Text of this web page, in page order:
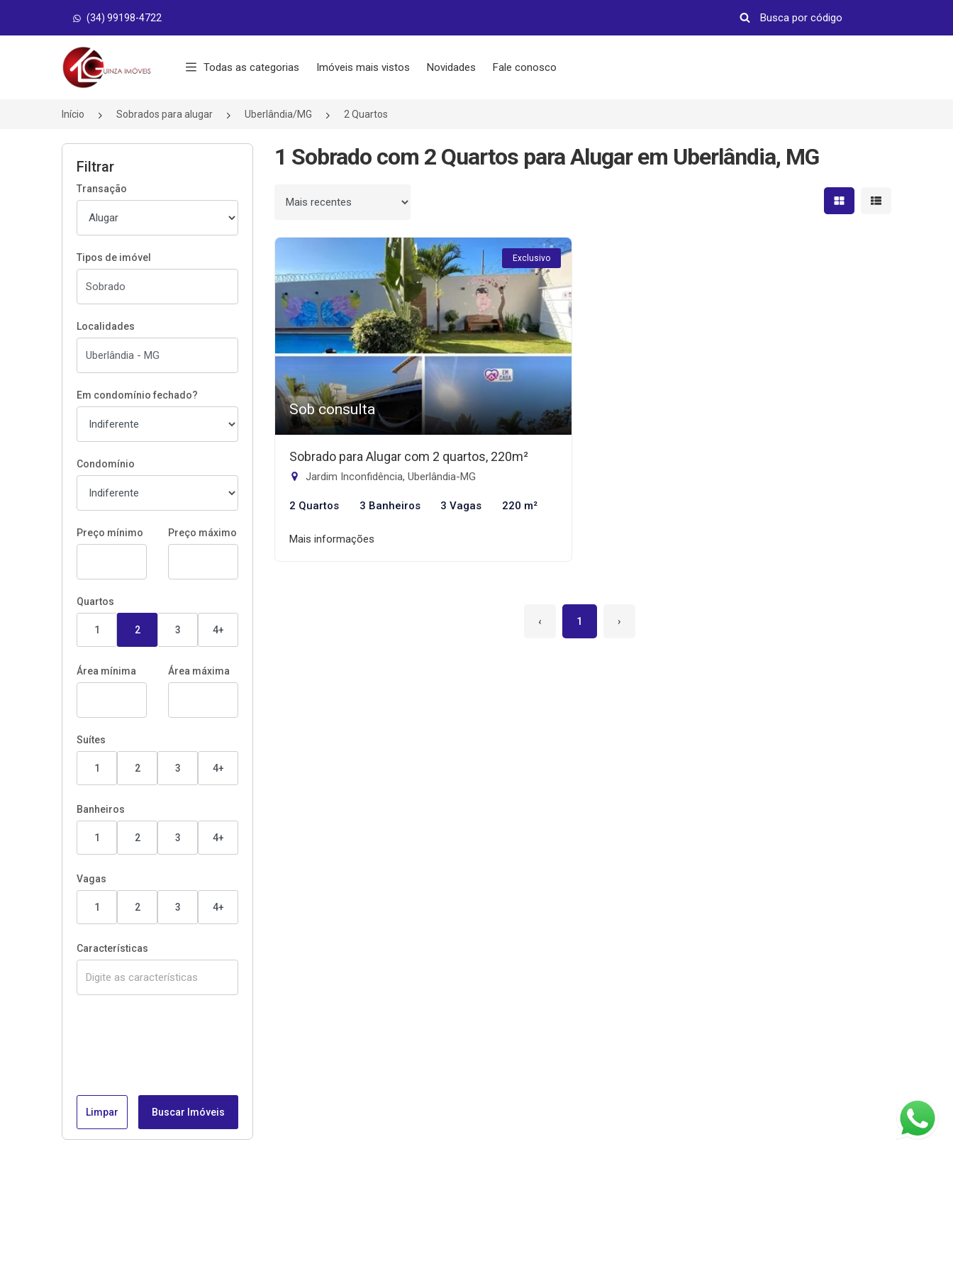
(34) 99198-4722
Página inicial
Todas as categorias Imóveis mais vistos Novidades Fale conosco
Início Sobrados para alugar Uberlândia/MG 2 Quartos
Filtrar
Transação
Tipos de imóvel
Localidades
Em condomínio fechado?
Condomínio
Preço mínimo Preço máximo
Quartos
1 2 3 4+
Área mínima Área máxima
Suítes
1 2 3 4+
Banheiros
1 2 3 4+
Vagas
1 2 3 4+
Características
Limpar Buscar Imóveis
1 Sobrado com 2 Quartos para Alugar em Uberlândia, MG
Ordenar por Mostrar resultados em
Mostrar
Exclusivo
Sob consulta
Sobrado para Alugar com 2 quartos, 220m²
Jardim Inconfidência, Uberlândia-MG
2 Quartos 3 Banheiros 3 Vagas 220 m²
Mais informações
‹ 1 ›